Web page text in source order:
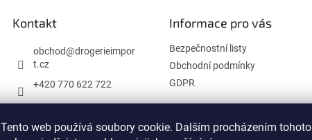
Tento web používá soubory cookie. Dalším procházením tohoto
Kontakt
obchod@drogerieimpor
t.cz
+420 770 622 722
Informace pro vás
Bezpečnostní listy
Obchodní podmínky
GDPR